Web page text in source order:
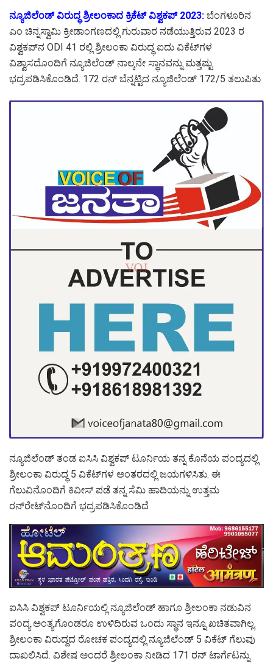
ನ್ಯೂಜಿಲೆಂಡ್ ವಿರುದ್ಧ ಶ್ರೀಲಂಕಾದ ಕ್ರಿಕೆಟ್ ವಿಶ್ವಕಪ್ 2023: ಬೆಂಗಳೂರಿನ
ಎಂ ಚಿನ್ನಸ್ವಾಮಿ ಕ್ರೀಡಾಂಗಣದಲ್ಲಿ ಗುರುವಾರ ನಡೆಯುತ್ತಿರುವ 2023 ರ
ವಿಶ್ವಕಪ್‌ನ ODI 41 ರಲ್ಲಿ ಶ್ರೀಲಂಕಾ ವಿರುದ್ಧ ಐದು ವಿಕೆಟ್‌ಗಳ
ವಿಶ್ವಾಸದೊಂದಿಗೆ ನ್ಯೂಜಿಲೆಂಡ್ ನಾಲ್ಕನೇ ಸ್ಥಾನವನ್ನು ಮತ್ತಷ್ಟು
ಭದ್ರಪಡಿಸಿಕೊಂಡಿದೆ. 172 ರನ್ ಬೆನ್ನಟ್ಟಿದ ನ್ಯೂಜಿಲೆಂಡ್ 172/5 ತಲುಪಿತು
ನ್ಯೂಜಿಲೆಂಡ್ ತಂಡ ಐಸಿಸಿ ವಿಶ್ವಕಪ್‌ ಟೂರ್ನಿಯ ತನ್ನ ಕೊನೆಯ ಪಂದ್ಯದಲ್ಲಿ
ಶ್ರೀಲಂಕಾ ವಿರುದ್ಧ 5 ವಿಕೆಟ್‌ಗಳ ಅಂತರದಲ್ಲಿ ಜಯಗಳಿಸಿತು. ಈ
ಗೆಲುವಿನೊಂದಿಗೆ ಕಿವೀಸ್ ಪಡೆ ತನ್ನ ಸೆಮಿ ಹಾದಿಯನ್ನು ಉತ್ತಮ
ರನ್‌ರೇಟ್‌ನೊಂದಿಗೆ ಭದ್ರಪಡಿಸಿಕೊಂಡಿದೆ
ಐಸಿಸಿ ವಿಶ್ವಕಪ್ ಟೂರ್ನಿಯಲ್ಲಿ ನ್ಯೂಜಿಲೆಂಡ್ ಹಾಗೂ ಶ್ರೀಲಂಕಾ ನಡುವಿನ
ಪಂದ್ಯ ಅಂತ್ಯಗೊಂಡರೂ ಉಳಿದಿರುವ ಒಂದು ಸ್ಥಾನ ಇನ್ನೂ ಖಚಿತವಾಗಿಲ್ಲ.
ಶ್ರೀಲಂಕಾ ವಿರುದ್ದದ ರೋಚಕ ಪಂದ್ಯದಲ್ಲಿ ನ್ಯೂಜಿಲೆಂಡ್ 5 ವಿಕೆಟ್ ಗೆಲುವು
ದಾಖಲಿಸಿದೆ. ವಿಶೇಷ ಅಂದರೆ ಶ್ರೀಲಂಕಾ ನೀಡಿದ 171 ರನ್ ಟಾರ್ಗೆಟನ್ನು